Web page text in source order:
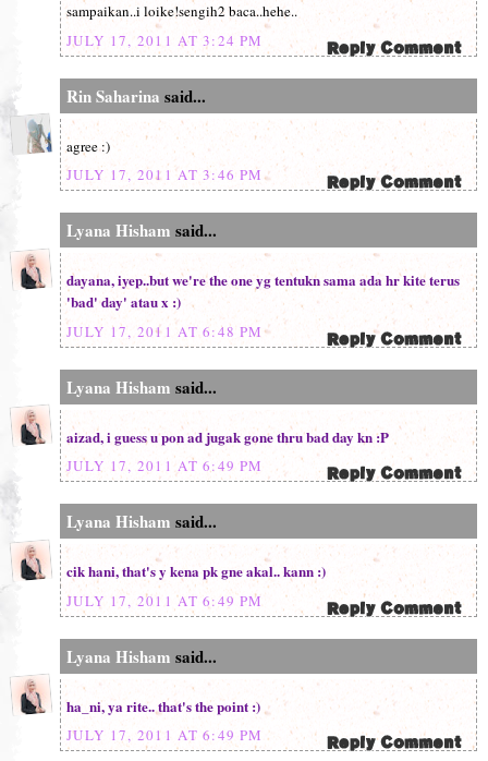
sampaikan..i loike!sengih2 baca..hehe..
JULY 17, 2011 AT 3:24 PM
Rin Saharina said...
agree :)
JULY 17, 2011 AT 3:46 PM
Lyana Hisham said...
dayana, iyep..but we're the one yg tentukn sama ada hr kite terus
'bad' day' atau x :)
JULY 17, 2011 AT 6:48 PM
Lyana Hisham said...
aizad, i guess u pon ad jugak gone thru bad day kn :P
JULY 17, 2011 AT 6:49 PM
Lyana Hisham said...
cik hani, that's y kena pk gne akal.. kann :)
JULY 17, 2011 AT 6:49 PM
Lyana Hisham said...
ha_ni, ya rite.. that's the point :)
JULY 17, 2011 AT 6:49 PM